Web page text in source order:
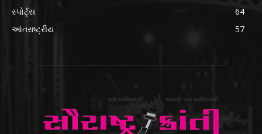
સ્પોર્ટ્સ
64
આંતરાષ્ટ્રીય
57